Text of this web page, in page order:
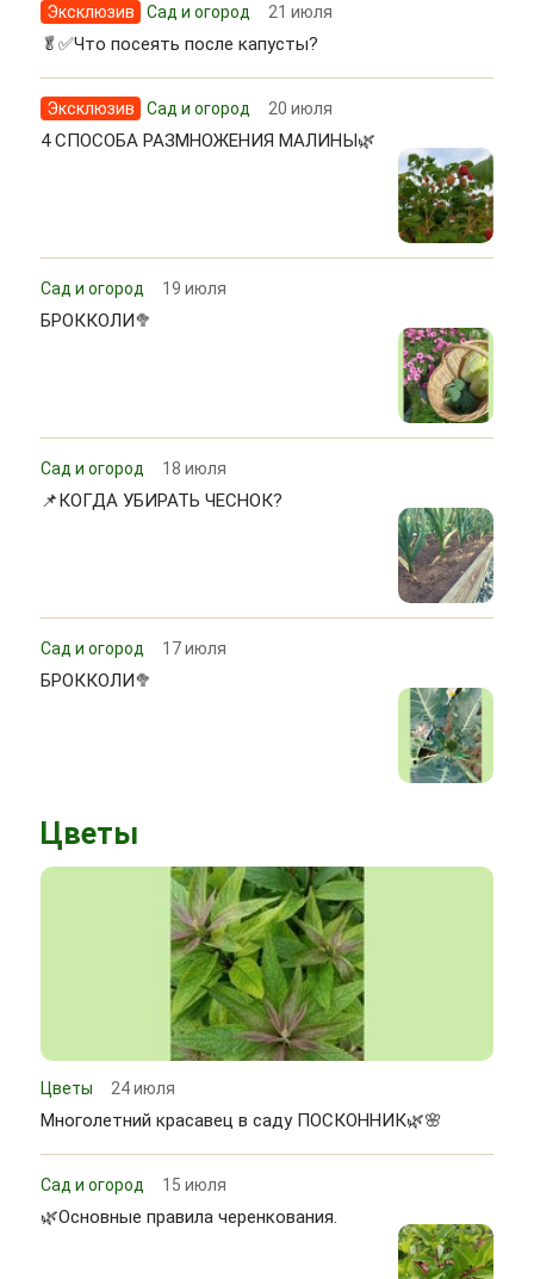
Эксклюзив Сад и огород 21 июля
🥬✅Что посеять после капусты?
Эксклюзив Сад и огород 20 июля
4 СПОСОБА РАЗМНОЖЕНИЯ МАЛИНЫ🌿
Сад и огород 19 июля
БРОККОЛИ🥦
Сад и огород 18 июля
📌КОГДА УБИРАТЬ ЧЕСНОК?
Сад и огород 17 июля
БРОККОЛИ🥦
Цветы
Цветы 24 июля
Многолетний красавец в саду ПОСКОННИК🌿🌸
Сад и огород 15 июля
🌿Основные правила черенкования.